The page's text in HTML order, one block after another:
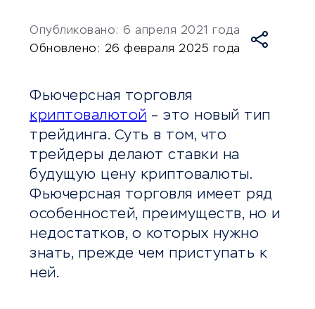
Опубликовано: 6 апреля 2021 года
Обновлено: 26 февраля 2025 года
Фьючерсная торговля
криптовалютой – это новый тип
трейдинга. Суть в том, что
трейдеры делают ставки на
будущую цену криптовалюты.
Фьючерсная торговля имеет ряд
особенностей, преимуществ, но и
недостатков, о которых нужно
знать, прежде чем приступать к
ней.